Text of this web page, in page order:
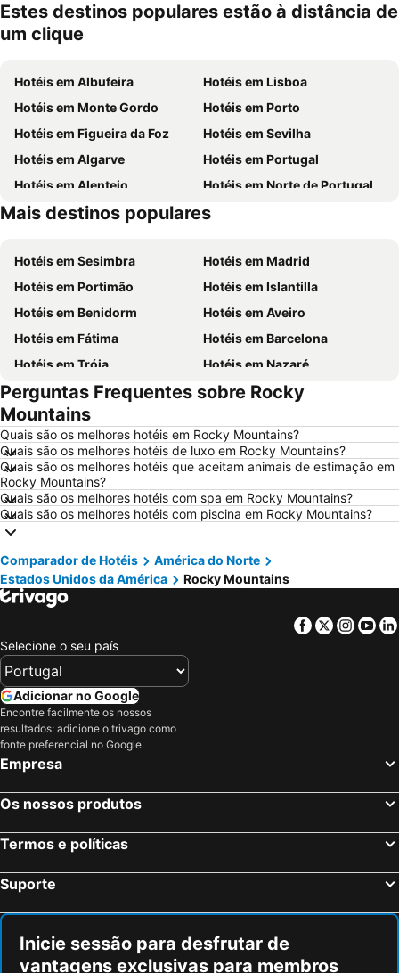
Estes destinos populares estão à distância de
um clique
Hotéis em Albufeira
Hotéis em Lisboa
Hotéis em Monte Gordo
Hotéis em Porto
Hotéis em Figueira da Foz
Hotéis em Sevilha
Hotéis em Algarve
Hotéis em Portugal
Hotéis em Alentejo
Hotéis em Norte de Portugal
Hotéis em Espanha
Hotéis em Centro de Portugal
Mais destinos populares
Hotéis em Sesimbra
Hotéis em Madrid
Hotéis em Portimão
Hotéis em Islantilla
Hotéis em Benidorm
Hotéis em Aveiro
Hotéis em Fátima
Hotéis em Barcelona
Hotéis em Tróia
Hotéis em Nazaré
Hotéis em Évora
Hotéis em Peniche
Hotéis em Porto Santo
Hotéis em Sangenjo
Hotéis em Vila Nova de Milfontes
Hotéis em Vilamoura
Hotéis em Vigo
Hotéis em Roma
Hotéis em Madeira
Hotéis em Sul de Espanha
Hotéis em Málaga
Hotéis em Minorca
Hotéis em Ibiza
Hotéis em Ilha do Sal
Hotéis em Costa da Luz
Hotéis em Serra da Estrela
Hotéis em Costa do Sol
Hotéis em Tenerife
Hotéis em São Miguel
Perguntas Frequentes sobre Rocky
Mountains
Quais são os melhores hotéis em Rocky Mountains?
Quais são os melhores hotéis de luxo em Rocky Mountains?
Quais são os melhores hotéis que aceitam animais de estimação em
Rocky Mountains?
Quais são os melhores hotéis com spa em Rocky Mountains?
Quais são os melhores hotéis com piscina em Rocky Mountains?
Comparador de Hotéis
América do Norte
Estados Unidos da América
Rocky Mountains
Facebook
Twitter
Selecione o seu país
Adicionar no Google
Encontre facilmente os nossos
resultados: adicione o trivago como
fonte preferencial no Google.
Empresa
Os nossos produtos
Termos e políticas
Suporte
Inicie sessão para desfrutar de
vantagens exclusivas para membros